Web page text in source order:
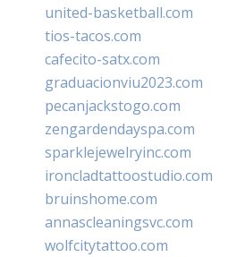
united-basketball.com
tios-tacos.com
cafecito-satx.com
graduacionviu2023.com
pecanjackstogo.com
zengardendayspa.com
sparklejewelryinc.com
ironcladtattoostudio.com
bruinshome.com
annascleaningsvc.com
wolfcitytattoo.com